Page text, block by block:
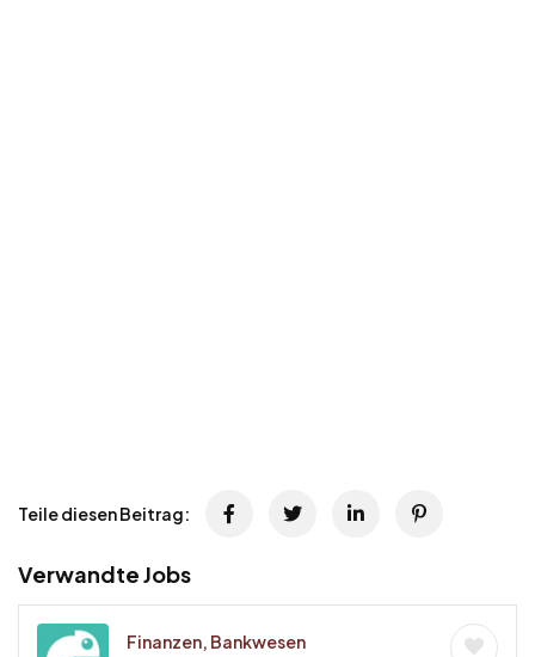
Teile diesen Beitrag:
Verwandte Jobs
Finanzen, Bankwesen